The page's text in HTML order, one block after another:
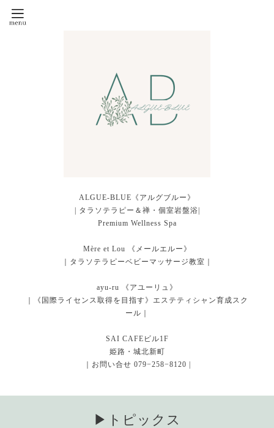
ALGUE-BLUE《アルグブルー》
| タラソテラピー＆禅・個室岩盤浴|
Premium Wellness Spa
Mère et Lou 《メールエルー》
｜タラソテラピーベビーマッサージ教室｜
ayu-ru 《アユーリュ》
｜《国際ライセンス取得を目指す》エステティシャン育成スク
ール｜
SAI CAFEビル1F
姫路・城北新町
｜お問い合せ 079−258−8120 |
▶︎トピックス